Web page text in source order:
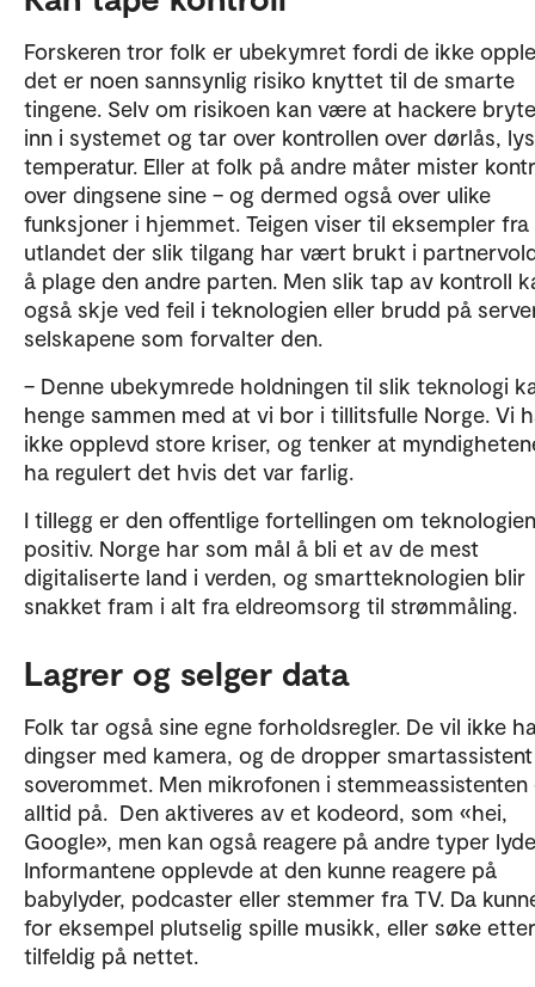
Forskeren tror folk er ubekymret fordi de ikke
det er noen sannsynlig risiko knyttet til de smarte
tingene. Selv om risikoen kan være at hackere
inn i systemet og tar over kontrollen over dørlås,
temperatur. Eller at folk på andre måter mister
over dingsene sine – og dermed også over ulike
funksjoner i hjemmet. Teigen viser til eksempler fra
utlandet der slik tilgang har vært brukt i
å plage den andre parten. Men slik tap av kontroll
også skje ved feil i teknologien eller brudd på
selskapene som forvalter den.
– Denne ubekymrede holdningen til slik teknologi
henge sammen med at vi bor i tillitsfulle Norge. Vi
ikke opplevd store kriser, og tenker at
ha regulert det hvis det var farlig.
I tillegg er den offentlige fortellingen om
positiv. Norge har som mål å bli et av de mest
digitaliserte land i verden, og smartteknologien blir
snakket fram i alt fra eldreomsorg til strømmåling.
Lagrer og selger data
Folk tar også sine egne forholdsregler. De vil ikke
dingser med kamera, og de dropper
soverommet. Men mikrofonen i stemmeassistenten
alltid på. Den aktiveres av et kodeord, som «hei,
Google», men kan også reagere på andre typer
Informantene opplevde at den kunne reagere på
babylyder, podcaster eller stemmer fra TV. Da
for eksempel plutselig spille musikk, eller søke
tilfeldig på nettet.